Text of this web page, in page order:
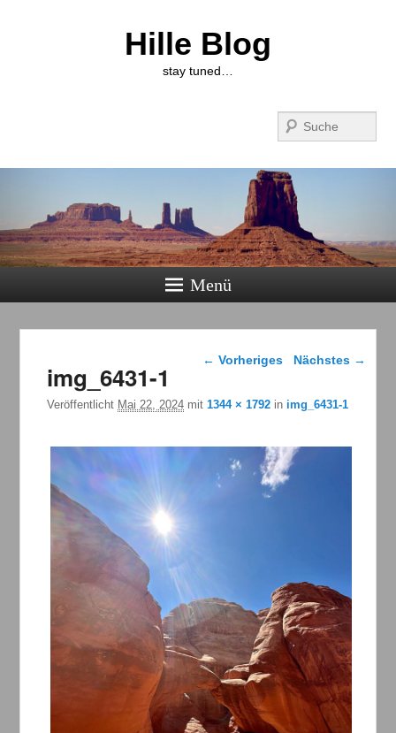
Hille Blog
stay tuned…
Menü
Bilder-Navigation
← Vorheriges Nächstes →
img_6431-1
Veröffentlicht Mai 22, 2024 mit1344 × 1792 in img_6431-1